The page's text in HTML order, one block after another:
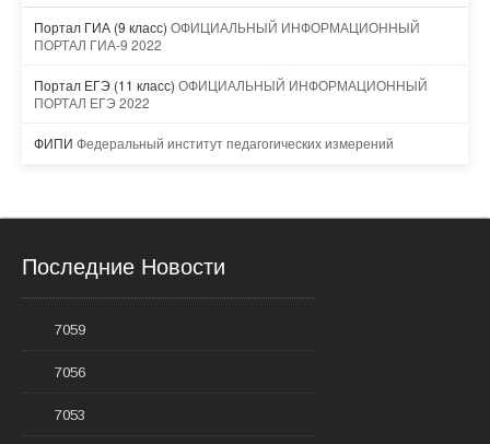
Портал ГИА (9 класс) ОФИЦИАЛЬНЫЙ ИНФОРМАЦИОННЫЙ
ПОРТАЛ ГИА-9 2022
Портал ЕГЭ (11 класс) ОФИЦИАЛЬНЫЙ ИНФОРМАЦИОННЫЙ
ПОРТАЛ ЕГЭ 2022
ФИПИ Федеральный институт педагогических измерений
Последние Новости
7059
7056
7053